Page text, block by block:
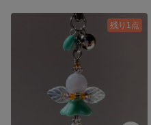
残り1点